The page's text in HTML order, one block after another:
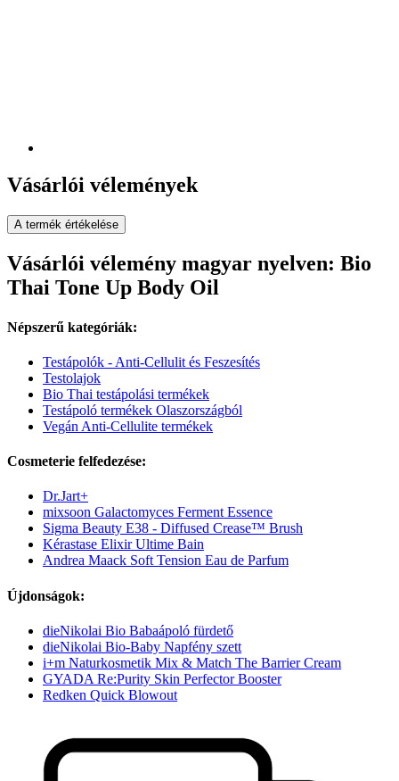
Vásárlói vélemények
A termék értékelése
Vásárlói vélemény magyar nyelven: Bio
Thai Tone Up Body Oil
Népszerű kategóriák:
Testápolók - Anti-Cellulit és Feszesítés
Testolajok
Bio Thai testápolási termékek
Testápoló termékek Olaszországból
Vegán Anti-Cellulite termékek
Cosmeterie felfedezése:
Dr.Jart+
mixsoon Galactomyces Ferment Essence
Sigma Beauty E38 - Diffused Crease™ Brush
Kérastase Elixir Ultime Bain
Andrea Maack Soft Tension Eau de Parfum
Újdonságok:
dieNikolai Bio Babaápoló fürdető
dieNikolai Bio-Baby Napfény szett
i+m Naturkosmetik Mix & Match The Barrier Cream
GYADA Re:Purity Skin Perfector Booster
Redken Quick Blowout